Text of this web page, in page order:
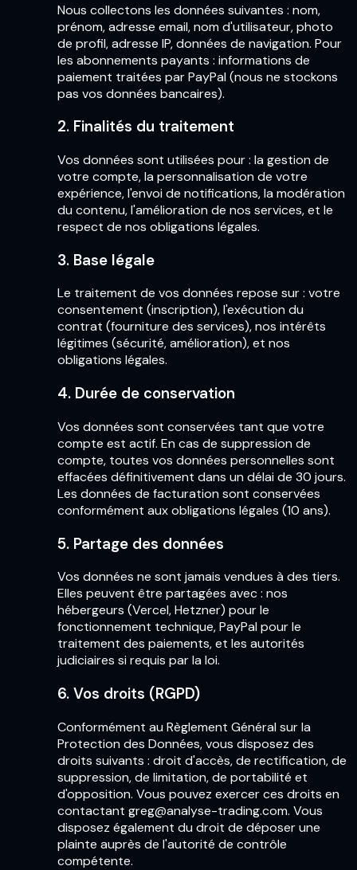
Nous collectons les données suivantes : nom,
prénom, adresse email, nom d'utilisateur, photo
de profil, adresse IP, données de navigation. Pour
les abonnements payants : informations de
paiement traitées par PayPal (nous ne stockons
pas vos données bancaires).
2. Finalités du traitement
Vos données sont utilisées pour : la gestion de
votre compte, la personnalisation de votre
expérience, l'envoi de notifications, la modération
du contenu, l'amélioration de nos services, et le
respect de nos obligations légales.
3. Base légale
Le traitement de vos données repose sur : votre
consentement (inscription), l'exécution du
contrat (fourniture des services), nos intérêts
légitimes (sécurité, amélioration), et nos
obligations légales.
4. Durée de conservation
Vos données sont conservées tant que votre
compte est actif. En cas de suppression de
compte, toutes vos données personnelles sont
effacées définitivement dans un délai de 30 jours.
Les données de facturation sont conservées
conformément aux obligations légales (10 ans).
5. Partage des données
Vos données ne sont jamais vendues à des tiers.
Elles peuvent être partagées avec : nos
hébergeurs (Vercel, Hetzner) pour le
fonctionnement technique, PayPal pour le
traitement des paiements, et les autorités
judiciaires si requis par la loi.
6. Vos droits (RGPD)
Conformément au Règlement Général sur la
Protection des Données, vous disposez des
droits suivants : droit d'accès, de rectification, de
suppression, de limitation, de portabilité et
d'opposition. Vous pouvez exercer ces droits en
contactant greg@analyse-trading.com. Vous
disposez également du droit de déposer une
plainte auprès de l'autorité de contrôle
compétente.